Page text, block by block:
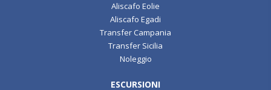
Aliscafo Eolie
Aliscafo Egadi
Transfer Campania
Transfer Sicilia
Noleggio
ESCURSIONI